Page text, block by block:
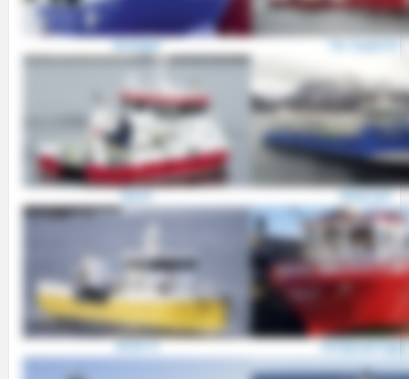
Aunegut Far Superior
Garm Gåsø Jarl
Kirsti H Herøyværingen